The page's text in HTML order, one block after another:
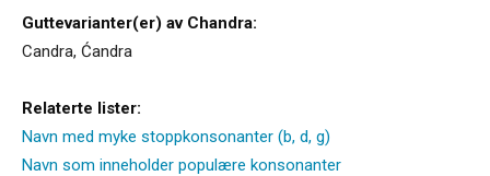
Guttevarianter(er) av Chandra:
Candra, Ćandra
Relaterte lister:
Navn med myke stoppkonsonanter (b, d, g)
Navn som inneholder populære konsonanter